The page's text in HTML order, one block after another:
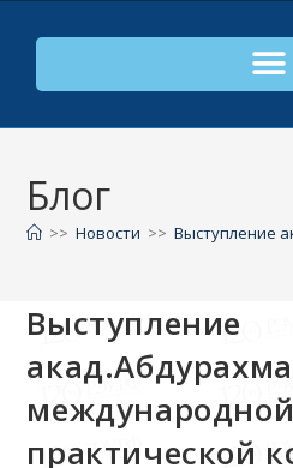
Блог
>> Новости >> Выступление
Выступление
практической